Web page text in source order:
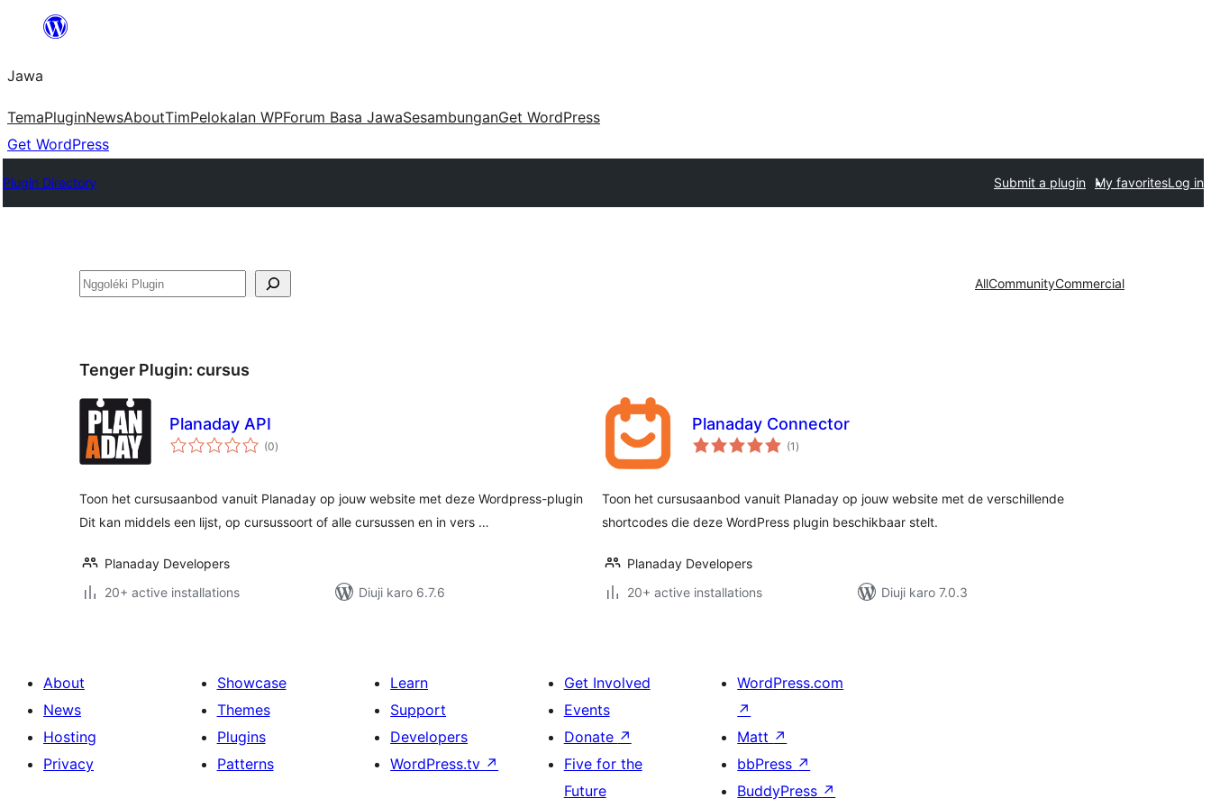
content
Jawa
TemaPluginNewsAboutTimPelokalan WPForum Basa JawaSesambunganGet WordPress
Get WordPress
Plugin Directory Submit a plugin My favoritesLog in
Nggoléki AllCommunityCommercial
Tenger Plugin: cursus
Planaday API
(0total
ratings
)
Toon het cursusaanbod vanuit Planaday op jouw website met deze Wordpress-plugin
Dit kan middels een lijst, op cursussoort of alle cursussen en in vers …
Planaday Developers
20+ active installations
Diuji karo 6.7.6
Planaday Connector
(1 total
ratings
)
Toon het cursusaanbod vanuit Planaday op jouw website met de verschillende
shortcodes die deze WordPress plugin beschikbaar stelt.
Planaday Developers
20+ active installations
Diuji karo 7.0.3
About
News
Hosting
Privacy
Showcase
Themes
Plugins
Patterns
Learn
Support
Developers
WordPress.tv ↗
Get Involved
Events
Donate ↗
Five for the
Future
WordPress.com
↗
Matt ↗
bbPress ↗
BuddyPress ↗